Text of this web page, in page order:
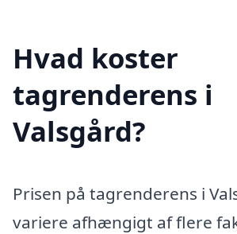
Hvad koster
tagrenderens i
Valsgård?
Prisen på tagrenderens i
variere afhængigt af flere